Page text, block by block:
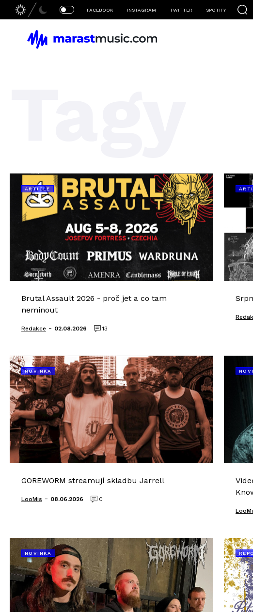
FACEBOOK INSTAGRAM TWITTER SPOTIFY
ARTICLE
Brutal Assault 2026 - proč jet a co tam
neminout
Redakce - 02.08.2026 13
NOVINKA
GOREWORM streamují skladbu Jarrell
LooMis - 08.06.2026 0
NOVINKA